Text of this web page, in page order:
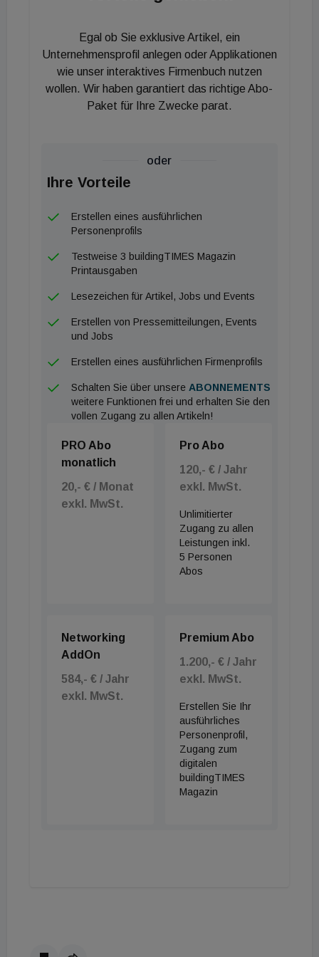
Egal ob Sie exklusive Artikel, ein
Unternehmensprofil anlegen oder Applikationen
wie unser interaktives Firmenbuch nutzen
wollen. Wir haben garantiert das richtige Abo-
Paket für Ihre Zwecke parat.
oder
Ihre Vorteile
Erstellen eines ausführlichen
Personenprofils
Testweise 3 buildingTIMES Magazin
Printausgaben
Lesezeichen für Artikel, Jobs und Events
Erstellen von Pressemitteilungen, Events
und Jobs
Erstellen eines ausführlichen Firmenprofils
Schalten Sie über unsere ABONNEMENTS
weitere Funktionen frei und erhalten Sie den
vollen Zugang zu allen Artikeln!
PRO Abo
monatlich
20,- € / Monat
exkl. MwSt.
Pro Abo
120,- € / Jahr
exkl. MwSt.
Unlimitierter
Zugang zu allen
Leistungen inkl.
5 Personen
Abos
Networking
AddOn
584,- € / Jahr
exkl. MwSt.
Premium Abo
1.200,- € / Jahr
exkl. MwSt.
Erstellen Sie Ihr
ausführliches
Personenprofil,
Zugang zum
digitalen
buildingTIMES
Magazin